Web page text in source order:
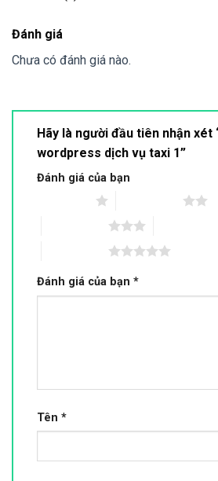
Đánh giá
Chưa có đánh giá nào.
Hãy là người đầu tiên nhận xét
wordpress dịch vụ taxi 1”
Đánh giá của bạn
Đánh giá của bạn *
Tên *